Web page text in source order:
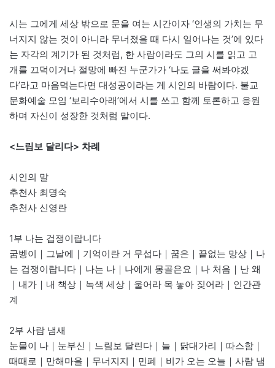
시는 그에게 세상 밖으로 문을 여는 시간이자 ‘인생의 가치는 무
너지지 않는 것이 아니라 무너졌을 때 다시 일어나는 것’에 있다
는 자각의 계기가 된 것처럼, 한 사람이라도 그의 시를 읽고 고
개를 끄덕이거나 절망에 빠진 누군가가 ‘나도 글을 써봐야겠
다’라고 마음먹는다면 대성공이라는 게 시인의 바람이다. 불교
문화예술 모임 ‘보리수아래’에서 시를 쓰고 함께 토론하고 응원
하며 자신이 성장한 것처럼 말이다.
<느림보 달리다> 차례
시인의 말
추천사 최명숙
추천사 신영란
1부 나는 겁쟁이랍니다
굼벵이｜그날에｜기억이란 거 무섭다｜꿈은｜끝없는 망상｜나
는 겁쟁이랍니다｜나는 나｜나에게 몽골은요｜나 처음｜난 왜
｜내가｜내 책상｜녹색 세상｜울어라 목 놓아 짖어라｜인간관
계
2부 사람 냄새
눈물이 나｜눈부신｜느림보 달린다｜늘｜닭대가리｜따스함｜
때때로｜만해마을｜무너지지｜민폐｜비가 오는 오늘｜사람 냄